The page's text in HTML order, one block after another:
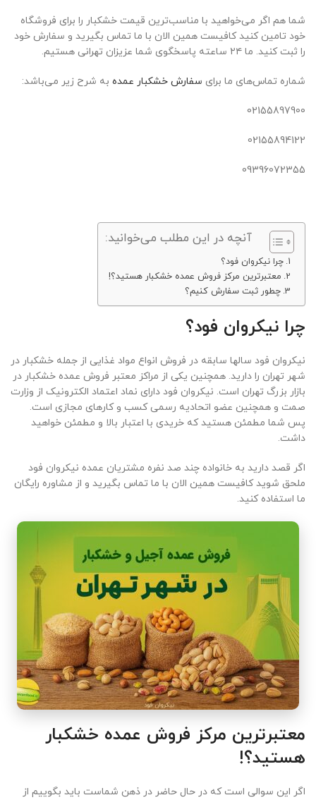
شما هم اگر می‌خواهید با مناسب‌ترین قیمت خشکبار را برای فروشگاه
خود تامین کنید کافیست همین الان با ما تماس بگیرید و سفارش خود
را ثبت کنید. ما ۲۴ ساعته پاسخگوی شما عزیزان تهرانی هستیم.
شماره تماس‌های ما برای سفارش خشکبار عمده به شرح زیر می‌باشد:
02155897900
02155894122
09396072355
آنچه در این مطلب می‌خوانید:
چرا نیکروان فود؟
معتبرترین مرکز فروش عمده خشکبار هستید؟!
چطور ثبت سفارش کنیم؟
چرا نیکروان فود؟
نیکروان فود سالها سابقه در فروش انواع مواد غذایی از جمله خشکبار در
شهر تهران را دارید. همچنین یکی از مراکز معتبر فروش عمده خشکبار در
بازار بزرگ تهران است. نیکروان فود دارای نماد اعتماد الکترونیک از وزارت
صمت و همچنین عضو اتحادیه رسمی کسب و کارهای مجازی است.
پس شما مطمئن هستید که خریدی با اعتبار بالا و مطمئن خواهید
داشت.
اگر قصد دارید به خانواده چند صد نفره مشتریان عمده نیکروان فود
ملحق شوید کافیست همین الان با ما تماس بگیرید و از مشاوره رایگان
ما استفاده کنید.
معتبرترین مرکز فروش عمده خشکبار
هستید؟!
اگر این سوالی است که در حال حاضر در ذهن شماست باید بگوییم از